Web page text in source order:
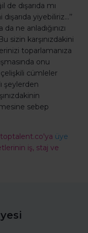
dışarıda mı
yiyebiliriz…’’
ne anladığınızı
sizin karşınızdakini
toparlamanıza
onu
cümleler
şeylerden
sebep
üye
iş, staj ve